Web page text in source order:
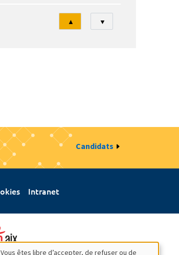
Tri
▲ ▼
Candidats
Intranet
êtes libre d’accepter, de refuser ou de